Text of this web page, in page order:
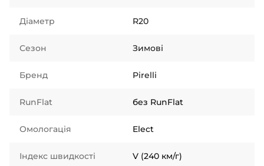
Діаметр R20
Сезон Зимові
Бренд Pirelli
RunFlat без RunFlat
Омологація Elect
Індекс швидкості V (240 км/г)